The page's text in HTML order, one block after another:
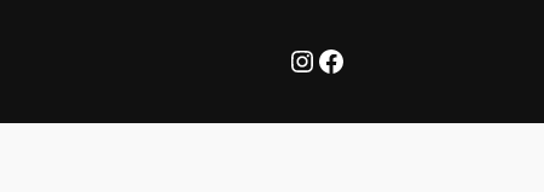
Instagram
Facebook